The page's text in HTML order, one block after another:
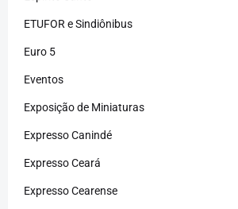
ETUFOR e Sindiônibus
Euro 5
Eventos
Exposição de Miniaturas
Expresso Canindé
Expresso Ceará
Expresso Cearense